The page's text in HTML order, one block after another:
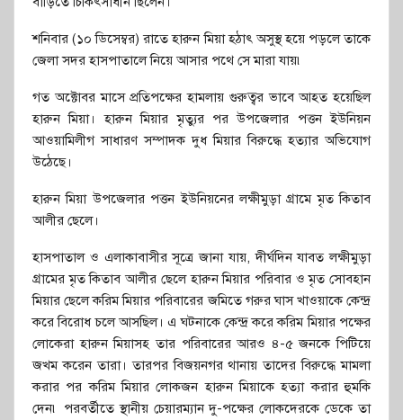
শনিবার (১০ ডিসেম্বর) রাতে হারুন মিয়া হঠাৎ অসুস্থ হয়ে পড়লে তাকে
জেলা সদর হাসপাতালে নিয়ে আসার পথে সে মারা যায়৷
গত অক্টোবর মাসে প্রতিপক্ষের হামলায় গুরুত্বর ভাবে আহত হয়েছিল
হারুন মিয়া। হারুন মিয়ার মৃত্যুর পর উপজেলার পত্তন ইউনিয়ন
আওয়ামিলীগ সাধারণ সম্পাদক দুধ মিয়ার বিরুদ্ধে হত্যার অভিযোগ
উঠেছে।
হারুন মিয়া উপজেলার পত্তন ইউনিয়নের লক্ষীমুড়া গ্রামে মৃত কিতাব
আলীর ছেলে।
হাসপাতাল ও এলাকাবাসীর সূত্রে জানা যায়, দীর্ঘদিন যাবত লক্ষীমুড়া
গ্রামের মৃত কিতাব আলীর ছেলে হারুন মিয়ার পরিবার ও মৃত সোবহান
মিয়ার ছেলে করিম মিয়ার পরিবারের জমিতে গরুর ঘাস খাওয়াকে কেন্দ্র
করে বিরোধ চলে আসছিল। এ ঘটনাকে কেন্দ্র করে করিম মিয়ার পক্ষের
লোকেরা হারুন মিয়াসহ তার পরিবারের আরও ৪-৫ জনকে পিটিয়ে
জখম করেন তারা। তারপর বিজয়নগর থানায় তাদের বিরুদ্ধে মামলা
করার পর করিম মিয়ার লোকজন হারুন মিয়াকে হত্যা করার হুমকি
দেন৷ পরবর্তীতে স্থানীয় চেয়ারম্যান দু-পক্ষের লোকদেরকে ডেকে তা